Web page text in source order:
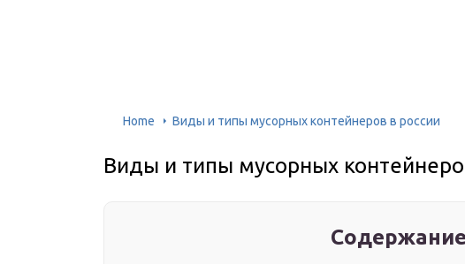
Home Виды и типы мусорных контейнеров в россии
Виды и типы мусорных